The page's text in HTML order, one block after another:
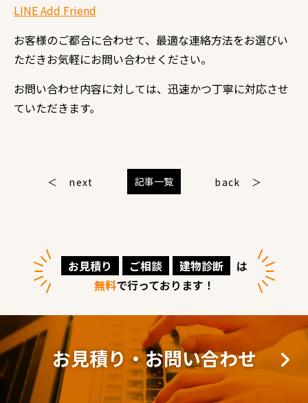
LINE Add Friend
お客様のご都合に合わせて、最適な連絡方法をお選びい
ただきお気軽にお問い合わせください。
お問い合わせ内容に対しては、迅速かつ丁寧に対応させ
ていただきます。
next 記事一覧 back
お見積り ご相談 建物診断
は
無料で行っております！
お見積り・お問い合わせ